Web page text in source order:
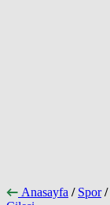
Anasayfa / Spor /